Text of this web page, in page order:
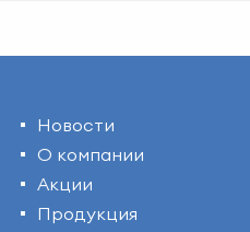
Новости
О компании
Акции
Продукция